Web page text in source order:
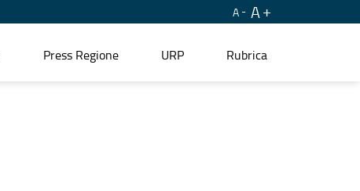
A A
Press Regione URP Rubrica